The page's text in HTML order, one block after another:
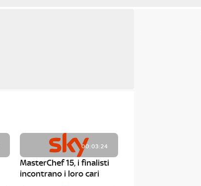
00:03:24
MasterChef 15, i finalisti
incontrano i loro cari